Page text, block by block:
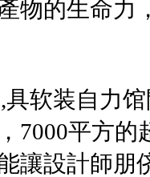
物的生命力
软装自力
7000平方
讓設計師朋